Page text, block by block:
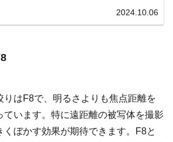
2024.10.06
りはF8で、明るさよりも焦点距離を
ています。特に遠距離の被写体を撮影
くぼかす効果が期待できます。F8と